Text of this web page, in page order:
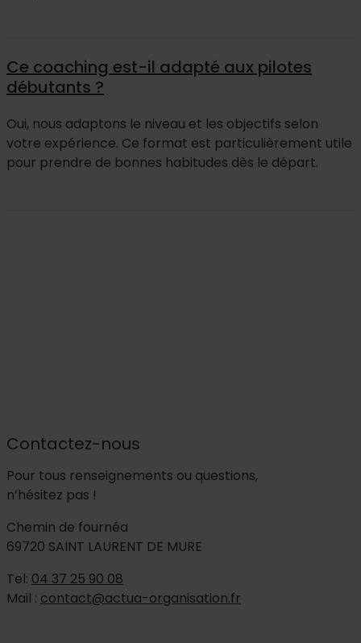
Ce coaching est-il adapté aux pilotes
débutants ?
Oui, nous adaptons le niveau et les objectifs selon
votre expérience. Ce format est particulièrement utile
pour prendre de bonnes habitudes dès le départ.
Contactez-nous
Pour tous renseignements ou questions,
n’hésitez pas !
Chemin de fournéa
69720 SAINT LAURENT DE MURE
Tel: 04 37 25 90 08
Mail : contact@actua-organisation.fr